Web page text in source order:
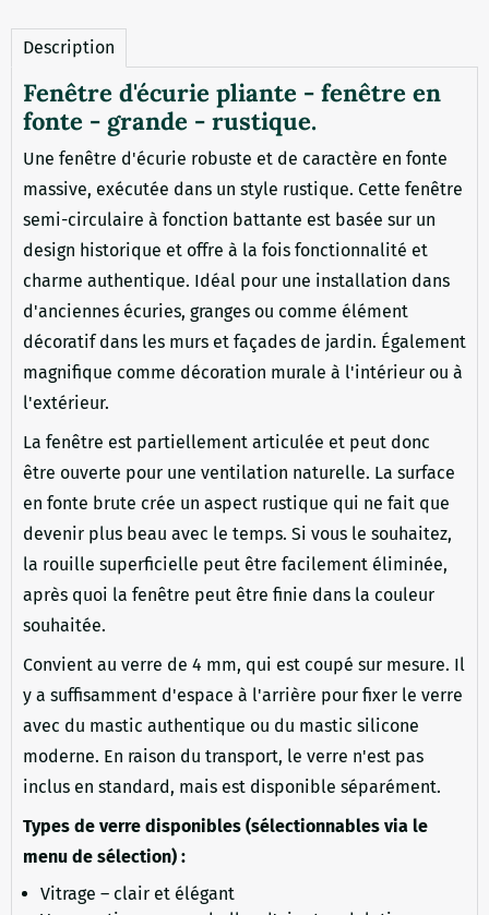
Description
Fenêtre d'écurie pliante - fenêtre en
fonte - grande - rustique.
Une fenêtre d'écurie robuste et de caractère en fonte
massive, exécutée dans un style rustique. Cette fenêtre
semi-circulaire à fonction battante est basée sur un
design historique et offre à la fois fonctionnalité et
charme authentique. Idéal pour une installation dans
d'anciennes écuries, granges ou comme élément
décoratif dans les murs et façades de jardin. Également
magnifique comme décoration murale à l'intérieur ou à
l'extérieur.
La fenêtre est partiellement articulée et peut donc
être ouverte pour une ventilation naturelle. La surface
en fonte brute crée un aspect rustique qui ne fait que
devenir plus beau avec le temps. Si vous le souhaitez,
la rouille superficielle peut être facilement éliminée,
après quoi la fenêtre peut être finie dans la couleur
souhaitée.
Convient au verre de 4 mm, qui est coupé sur mesure. Il
y a suffisamment d'espace à l'arrière pour fixer le verre
avec du mastic authentique ou du mastic silicone
moderne. En raison du transport, le verre n'est pas
inclus en standard, mais est disponible séparément.
Types de verre disponibles (sélectionnables via le
menu de sélection) :
Vitrage – clair et élégant